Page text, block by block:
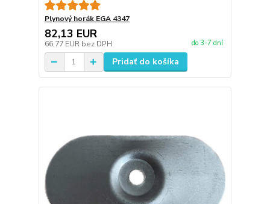
Plynový horák EGA 4347
82,13 EUR
66,77 EUR bez DPH do 3-7 dní
Pridať do košíka